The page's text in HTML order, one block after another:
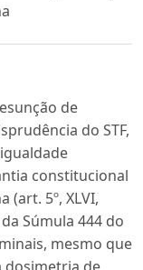
de
do STF,
constitucional
(art. 5º, XLVI,
Súmula 444 do
mesmo que